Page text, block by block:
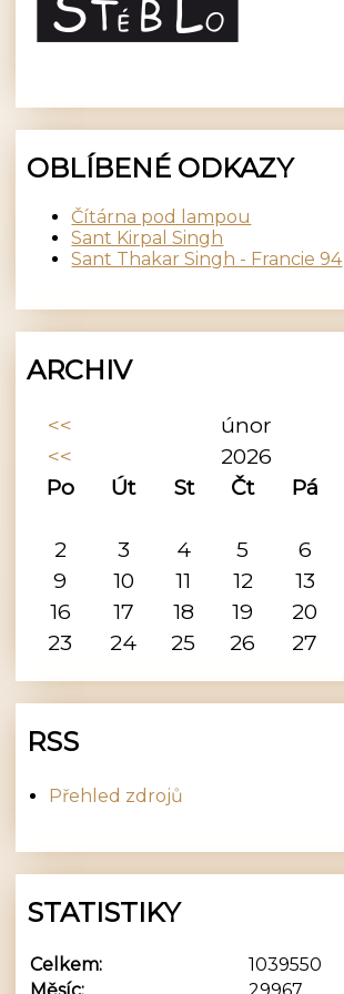
OBLÍBENÉ ODKAZY
Čítárna pod lampou
Sant Kirpal Singh
Sant Thakar Singh - Francie 94
ARCHIV
<< únor
<<
2026
Po
Út St Čt Pá
2
3 4 5 6
9
10 11 12 13
16
17 18 19 20
23
24 25 26 27
RSS
Přehled zdrojů
STATISTIKY
Celkem:
1039550